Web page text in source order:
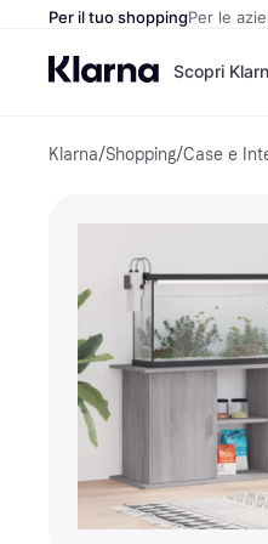
Per il tuo shoppingPer le
Scopri
Klarna/Shopping/Case e